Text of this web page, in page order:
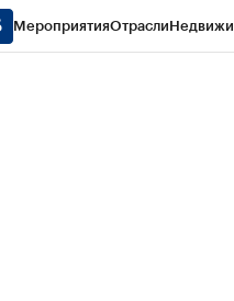
МероприятияОтрасли